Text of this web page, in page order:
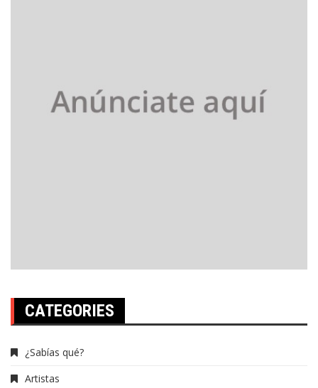
CATEGORIES
¿Sabías qué?
Artistas